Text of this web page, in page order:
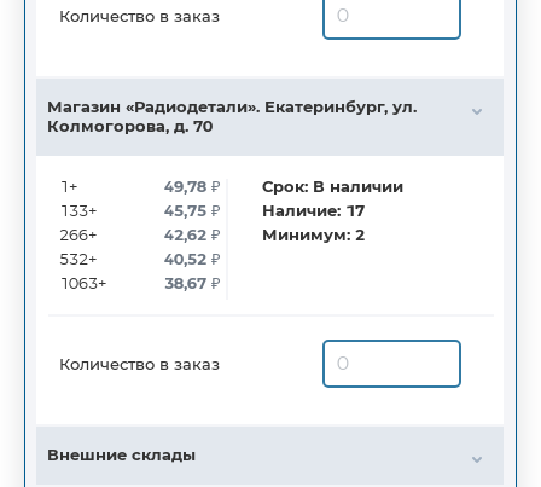
Количество в заказ
Магазин «Радиодетали». Екатеринбург, ул.
Колмогорова, д. 70
1+
133+
266+
532+
1063+
49,78₽
45,75₽
42,62₽
40,52₽
38,67₽
Срок: В наличии
Наличие: 17
Минимум:2
Количество в заказ
Внешние склады